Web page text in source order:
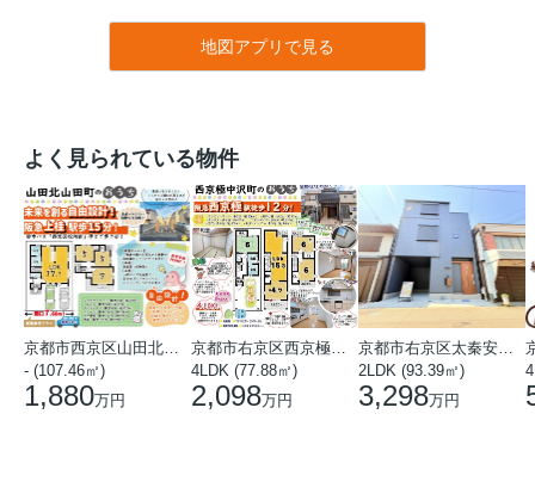
地図アプリで見る
よく見られている物件
- (107.46㎡)
1,880万円
4LDK (77.88㎡)
2,098万円
2LDK (93.39㎡)
3,298万円